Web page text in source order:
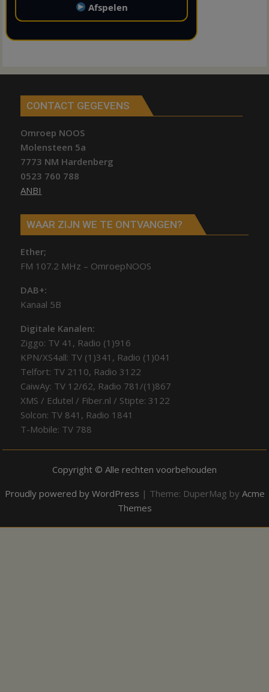
Afspelen
CONTACT GEGEVENS
Omroep NOOS
Molensteen 5a
7773 NM Hardenberg
0523 760 788
ANBI
WAAR ZIJN WE TE ONTVANGEN?
Ether;
FM 107.2 MHz – OmroepNOOS
DAB+:
Kanaal 5B
Digitale Kanalen:
Ziggo: TV 41, Radio (1)916
KPN/XS4all: TV (1)341, Radio (1)041
Telfort: TV 2110, Radio 3122
CaiwAy: TV 12/62, Radio 781/(1)867
XMS / Edutel / Fiber.nl / Stipte: 3122
Solcon: TV 841, Radio 1841
T-Mobile: TV 788
Copyright © Alle rechten voorbehouden
Proudly powered by WordPress | Theme: DuperMag by Acme
Themes